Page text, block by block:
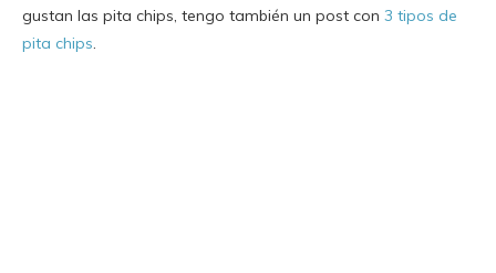
gustan las pita chips, tengo también un post con 3 tipos de
pita chips.